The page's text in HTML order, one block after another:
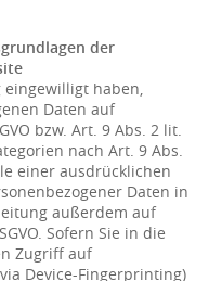
der
haben,
Daten auf
bzw. Art. 9 Abs. 2 lit.
nach Art. 9 Abs.
einer ausdrücklichen
Daten in
außerdem auf
Sofern Sie in die
Zugriff auf
Device-Fingerprinting)